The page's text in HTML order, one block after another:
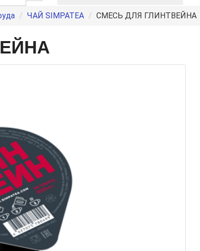
ЧАЙ SIMPATEA СМЕСЬ ДЛЯ ГЛИНТВЕЙНА